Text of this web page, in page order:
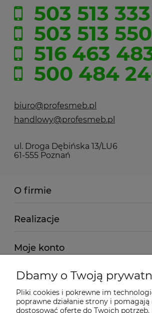
503 513 333
503 513 550
516 463
500 484
biuro@profesmeb.pl
handlowy@profesmeb.pl
ul. Droga Dębińska 13/LU6
61-555 Poznań
O firmie
Realizacje
Moje konto
Regulamin
Dostawa - realizacja
Dbamy o Twoją
Pliki cookies i pokrewne im
poprawne działanie strony i pomagają
dostosować ofertę do Twoich potrzeb.